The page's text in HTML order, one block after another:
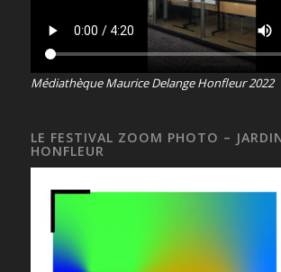
Médiathèque Maurice Delange Honfleur 2022
LE FESTIVAL ZOOM PHOTO –
HONFLEUR